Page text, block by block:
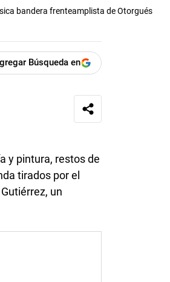
bandera frenteamplista de Otorgués
Búsqueda en
y pintura, restos de
tirados por el
un